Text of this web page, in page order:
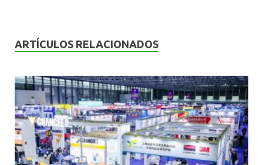
b
o
k
er l
s
p
p
dI
ARTÍCULOS RELACIONADOS